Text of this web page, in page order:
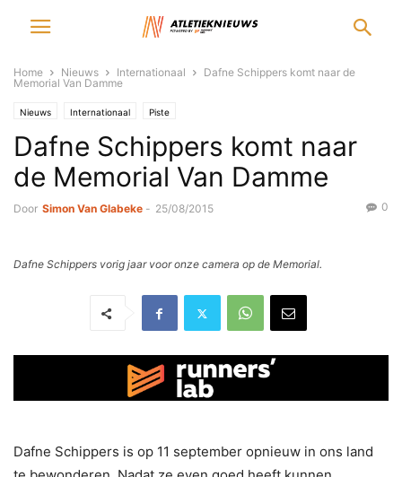
Home Nieuws Internationaal
Dafne Schippers komt naar de
Memorial Van Damme
Nieuws Internationaal Piste
Dafne Schippers komt naar
de Memorial Van Damme
Door Simon Van Glabeke - 25/08/2015 0
Dafne Schippers vorig jaar voor onze camera op de Memorial.
Dafne Schippers is op 11 september opnieuw in ons land